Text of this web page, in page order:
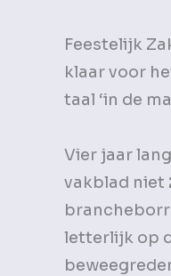
Feestelijk
klaar voor
taal ‘in de
Vier jaar
vakblad niet
letterlijk op